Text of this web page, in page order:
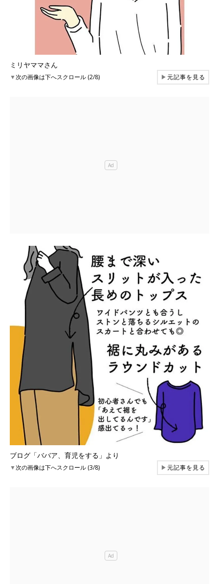
ミリヤママさん
▼次の画像は下へスクロール (2/8) ▶元記事を見る
ブログ「ババア、育児をする」より
▼次の画像は下へスクロール (3/8) ▶元記事を見る